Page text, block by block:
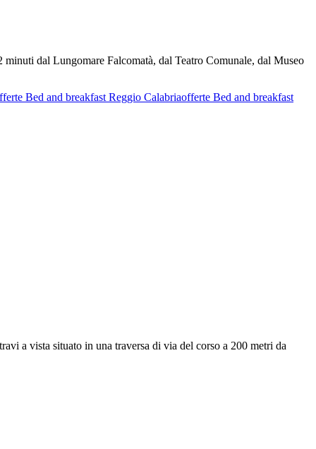
dal Lungomare Falcomatà, dal Teatro Comunale, dal Museo
Bed and breakfast Reggio Calabriaofferte Bed and breakfast
a vista situato in una traversa di via del corso a 200 metri da